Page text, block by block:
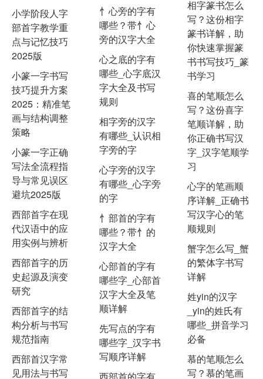
小学阶段人字
部首字教学重
点与记忆技巧
2025版
小篆一字书写
技巧提升方案
2025：精准笔
画与结构调整
策略
小篆一字正确
写法全流程指
导与常见误区
避坑2025版
西部首字在现
代汉语中的应
用实例与辨析
西部首字的历
史起源及演变
研究
西部首字的结
构分析与书写
规范指南
西部首汉字常
见用法与书写
忄心旁的字有
哪些？带忄心
旁的汉字大全
心之底的字有
哪些_心字底汉
字大全及书写
规则
相字旁的汉字
有哪些_认识相
字旁的字
心字旁的汉字
有哪些_心字旁
的字
忄部首的字有
哪些？带忄的
汉字大全
心部首的字有
哪些字_心部首
汉字大全及笔
顺详解
先写点的字有
哪些字_汉字书
写顺序详解
相字篆书怎么
写？这份相字
篆书详解，助
你快速掌握篆
书书写技巧_篆
书学习
喜的笔顺怎么
写？这份喜字
笔顺详解，助
你正确书写汉
字_汉字笔顺学
习
心字的笔画顺
序详解_正确书
写汉字心的笔
顺规则
蟹字怎么写_蟹
的繁体字书写
详解
姓yin的汉字
_yin的姓氏有
哪些_拼音学习
必备
慕的笔顺怎么
写？慕的笔画